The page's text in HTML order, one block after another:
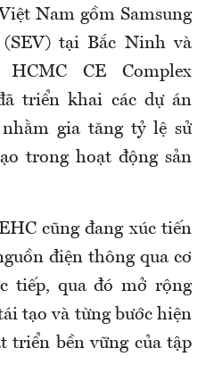
Nam gồm Samsung
tại Bắc Ninh và
HCMC CE Complex
triển khai các dự án
gia tăng tỷ lệ sử
trong hoạt động sản
cũng đang xúc tiến
điện thông qua cơ
tiếp, qua đó mở rộng
tạo và từng bước hiện
triển bền vững của tập